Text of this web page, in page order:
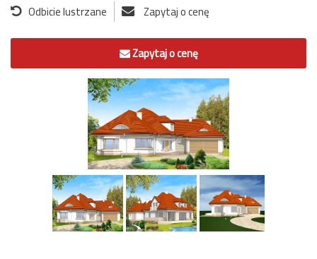
Odbicie lustrzane
Zapytaj o cenę
Zapytaj o cenę